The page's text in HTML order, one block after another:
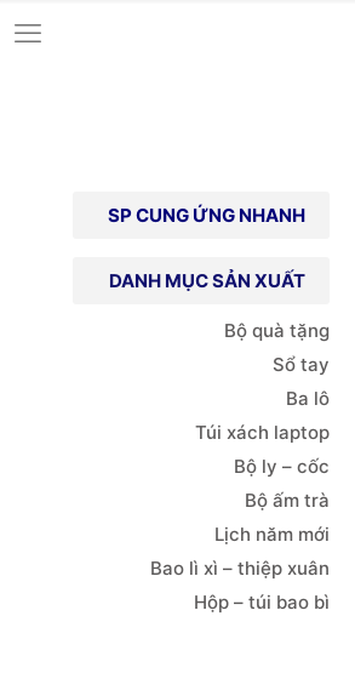
SP CUNG ỨNG NHANH
DANH MỤC SẢN XUẤT
Bộ quà tặng
Sổ tay
Ba lô
Túi xách laptop
Bộ ly – cốc
Bộ ấm trà
Lịch năm mới
Bao lì xì – thiệp xuân
Hộp – túi bao bì